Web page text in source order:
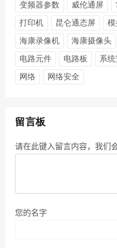
变频器参数 威伦通屏
打印机 昆仑通态屏 模
海康录像机 海康摄像头
电路元件 电路板 系
网络 网络安全
留言板
请在此键入留言内容，我们
您的名字